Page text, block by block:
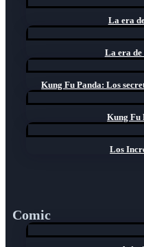
La era
La era de
Kung Fu Panda: Los
Kung Fu
Los
Comic